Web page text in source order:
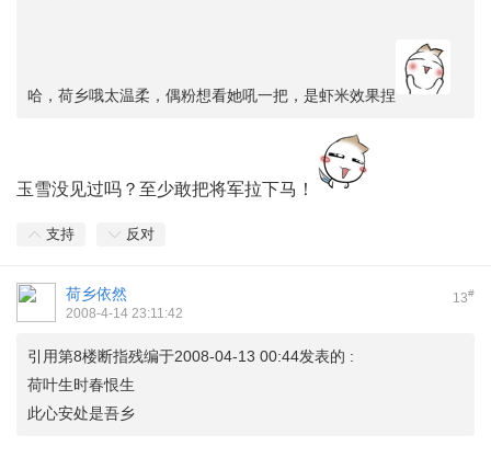
哈，荷乡哦太温柔，偶粉想看她吼一把，是虾米效果捏
玉雪没见过吗？至少敢把将军拉下马！
支持 反对
13#
荷乡依然
2008-4-14 23:11:42
引用第8楼断指残编于2008-04-13 00:44发表的 :
荷叶生时春恨生
此心安处是吾乡